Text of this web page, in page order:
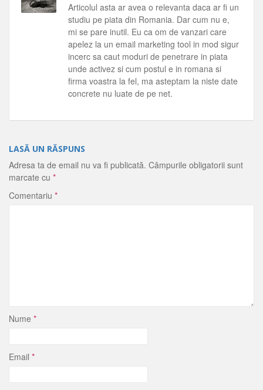
Articolul asta ar avea o relevanta daca ar fi un
studiu pe piata din Romania. Dar cum nu e,
mi se pare inutil. Eu ca om de vanzari care
apelez la un email marketing tool in mod sigur
incerc sa caut moduri de penetrare in piata
unde activez si cum postul e in romana si
firma voastra la fel, ma asteptam la niste date
concrete nu luate de pe net.
LASĂ UN RĂSPUNS
Adresa ta de email nu va fi publicată. Câmpurile obligatorii sunt
marcate cu *
Comentariu *
Nume *
Email *